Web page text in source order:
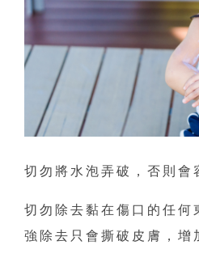
切勿將水泡弄破，否則會
切勿除去黏在傷口的任何
強除去只會撕破皮膚，增